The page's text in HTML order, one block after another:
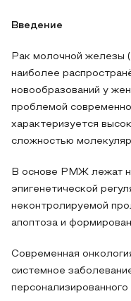
Введение
Рак молочной железы
наиболее
новообразований у
проблемой
характеризуется
сложностью
В основе РМЖ лежат
эпигенетической
неконтролируемой
апоптоза и
Современная
системное